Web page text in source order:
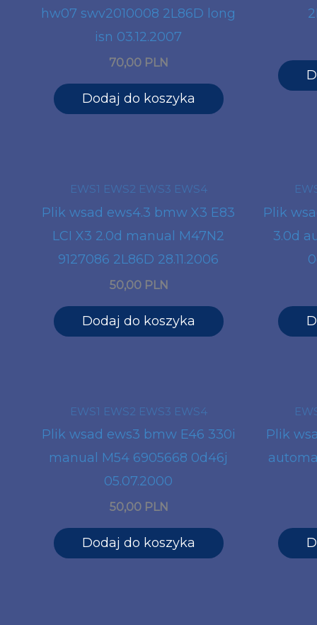
hw07 swv2010008 2L86D long
isn 03.12.2007
70,00 PLN
Dodaj do koszyka
EWS1 EWS2 EWS3 EWS4
Plik wsad ews4.3 bmw X3 E83
LCI X3 2.0d manual M47N2
9127086 2L86D 28.11.2006
50,00 PLN
Dodaj do koszyka
Plik
3.0d
EWS1 EWS2 EWS3 EWS4
Plik wsad ews3 bmw E46 330i
manual M54 6905668 0d46j
05.07.2000
50,00 PLN
Dodaj do koszyka
Plik